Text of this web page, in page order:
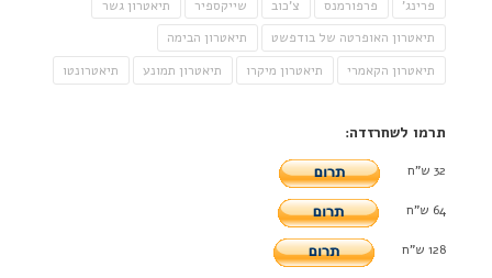
פרינג'
פרפורמנס צ'כוב שייקספיר
תיאטרון גשר
תיאטרון האופרטה של בודפשט
תיאטרון הבימה
תיאטרון הקאמרי
תיאטרון מיקרו תיאטרון תמונע תיאטרונטו
תרמו לשחרזדה:
32 ש"ח
64 ש"ח
128 ש"ח